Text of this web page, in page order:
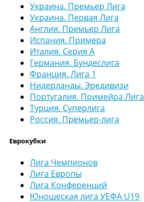
Украина. Премьер Лига
Украина. Первая Лига
Англия. Премьер Лига
Испания. Примера
Италия. Серия А
Германия. Бундеслига
Франция. Лига 1
Нидерланды. Эредивизи
Португалия. Примейра Лига
Турция. Суперлига
Россия. Премьер-лига
Еврокубки
Лига Чемпионов
Лига Европы
Лига Конференций
Юношеская лига УЕФА U19